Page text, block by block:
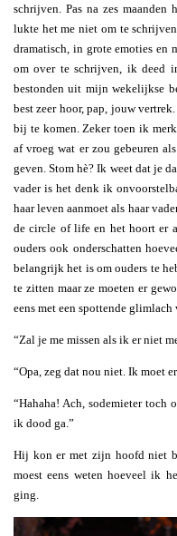
schrijven. Pas na zes
lukte het me niet om te
dramatisch, in grote emoties en
om over te schrijven, ik deed
bestonden uit mijn wekelijkse
best zeer hoor, pap, jouw
bij te komen. Zeker toen ik
af vroeg wat er zou gebeuren
geven. Stom hè? Ik weet dat je
vader is het denk ik
haar leven aanmoet als haar
de circle of life en het hoort er
ouders ook onderschatten
belangrijk het is om ouders te
te zitten maar ze moeten er
eens met een spottende
“Zal je me missen als ik er niet
“Opa, zeg dat nou niet. Ik moet
“Hahaha! Ach, sodemieter
ik dood ga.”
Hij kon er met zijn hoofd niet
moest eens weten hoeveel ik
ging.